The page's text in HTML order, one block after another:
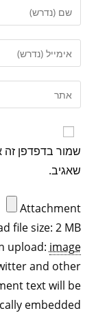
שמור בדפדפן
שאגיב.
Attachment
file size: 2 MB.
upload: image
and other
text will be
embedded.